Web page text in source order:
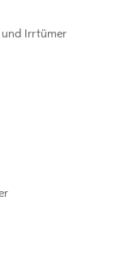
Irrtümer